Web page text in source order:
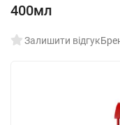
400мл
Залишити відгук